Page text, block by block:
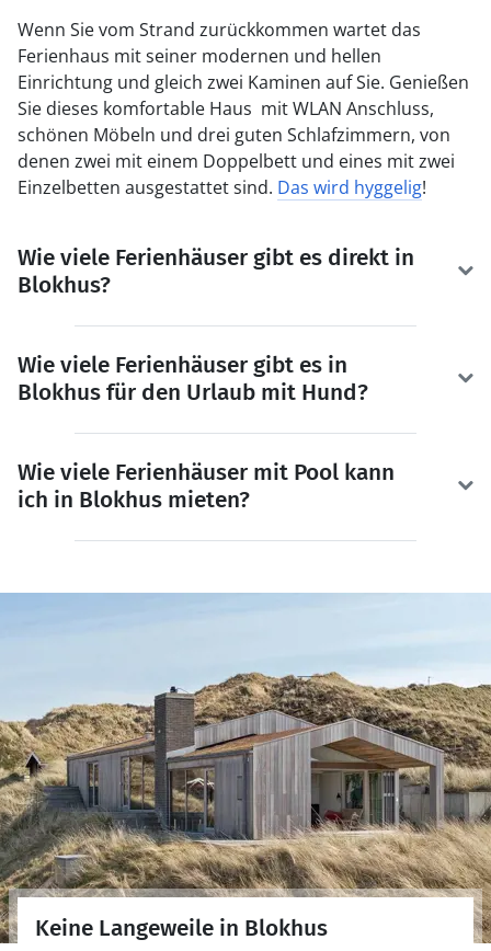
Wenn Sie vom Strand zurückkommen wartet das
Ferienhaus mit seiner modernen und hellen
Einrichtung und gleich zwei Kaminen auf Sie. Genießen
Sie dieses komfortable Haus mit WLAN Anschluss,
schönen Möbeln und drei guten Schlafzimmern, von
denen zwei mit einem Doppelbett und eines mit zwei
Einzelbetten ausgestattet sind. Das wird hyggelig!
Wie viele Ferienhäuser gibt es direkt in
Blokhus?
Wie viele Ferienhäuser gibt es in
Blokhus für den Urlaub mit Hund?
Wie viele Ferienhäuser mit Pool kann
ich in Blokhus mieten?
Keine Langeweile in Blokhus